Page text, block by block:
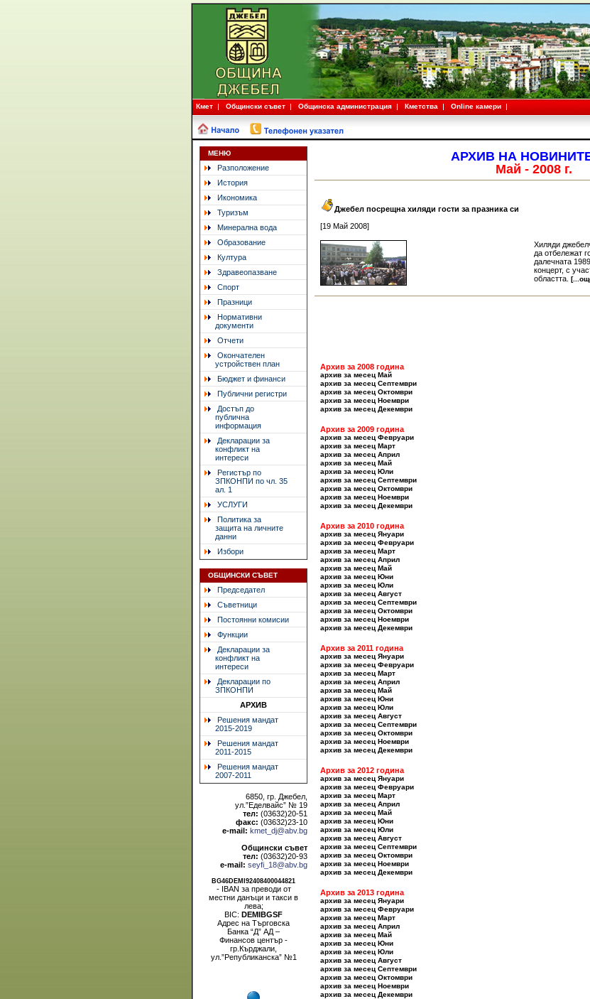
Кмет Общински съвет Общинска администрация Кметства Online камери
МЕНЮ
Разположение
История
Икономика
Туризъм
Минерална вода
Образование
Култура
Здравеопазване
Спорт
Празници
Нормативни
документи
Отчети
Окончателен
устройствен план
Бюджет и финанси
Публични регистри
Достъп до
публична
информация
Декларации за
конфликт на
интереси
Регистър по
ЗПКОНПИ по чл. 35
ал. 1
УСЛУГИ
Политика за
защита на личните
данни
Избори
ОБЩИНСКИ СЪВЕТ
Председател
Съветници
Постоянни комисии
Функции
Декларации за
конфликт на
интереси
Декларации по
ЗПКОНПИ
АРХИВ
Решения мандат
2015-2019
Решения мандат
2011-2015
Решения мандат
2007-2011
6850, гр. Джебел,
ул.”Еделвайс” № 19
тел: (03632)20-51
факс: (03632)23-10
e-mail: kmet_dj@abv.bg
Общински съвет
тел: (03632)20-93
e-mail: seyfi_18@abv.bg
BG46DEMI92408400044821
- IBAN за преводи от
местни данъци и такси в
лева;
BIC: DEMIBGSF
Адрес на Търговска
Банка “Д” АД –
Финансов център -
гр.Кърджали,
ул.”Републиканска” №1
АРХИВ НА
Май - 2008 г.
Джебел посрещна хиляди гости за празника си
[19 Май 2008]
Хиляди
да отбележат
далечната
концерт, с
областта.
Архив за 2008 година
архив за месец Май
архив за месец Септември
архив за месец Октомври
архив за месец Ноември
архив за месец Декември
Архив за 2009 година
архив за месец Февруари
архив за месец Март
архив за месец Април
архив за месец Май
архив за месец Юли
архив за месец Септември
архив за месец Октомври
архив за месец Ноември
архив за месец Декември
Архив за 2010 година
архив за месец Януари
архив за месец Февруари
архив за месец Март
архив за месец Април
архив за месец Май
архив за месец Юни
архив за месец Юли
архив за месец Август
архив за месец Септември
архив за месец Октомври
архив за месец Ноември
архив за месец Декември
Архив за 2011 година
архив за месец Януари
архив за месец Февруари
архив за месец Март
архив за месец Април
архив за месец Май
архив за месец Юни
архив за месец Юли
архив за месец Август
архив за месец Септември
архив за месец Октомври
архив за месец Ноември
архив за месец Декември
Архив за 2012 година
архив за месец Януари
архив за месец Февруари
архив за месец Март
архив за месец Април
архив за месец Май
архив за месец Юни
архив за месец Юли
архив за месец Август
архив за месец Септември
архив за месец Октомври
архив за месец Ноември
архив за месец Декември
Архив за 2013 година
архив за месец Януари
архив за месец Февруари
архив за месец Март
архив за месец Април
архив за месец Май
архив за месец Юни
архив за месец Юли
архив за месец Август
архив за месец Септември
архив за месец Октомври
архив за месец Ноември
архив за месец Декември